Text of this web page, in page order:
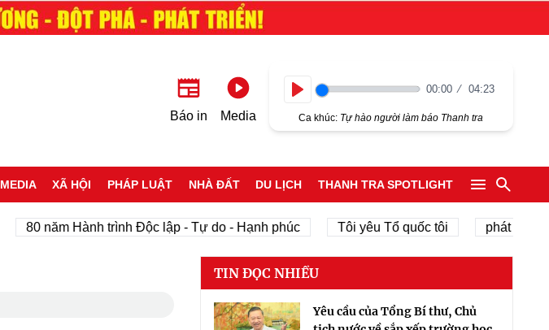
Báo in Media
00:00 04:23
Ca khúc: Tự hào người làm báo Thanh tra
MEDIA XÃ HỘI PHÁP LUẬT NHÀ ĐẤT DU LỊCH THANH TRA SPOTLIGHT
80 năm Hành trình Độc lập - Tự do - Hạnh phúc Tôi yêu Tổ quốc tôi phát triển kinh
TIN ĐỌC NHIỀU
Yêu cầu của Tổng Bí thư, Chủ